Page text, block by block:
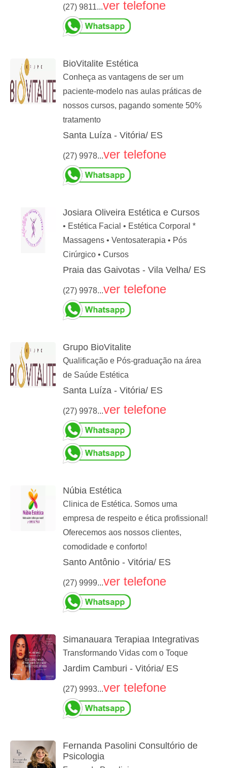
(27) 9811...ver telefone
BioVitalite Estética
Conheça as vantagens de ser um
paciente-modelo nas aulas práticas de
nossos cursos, pagando somente 50%
tratamento
Santa Luíza - Vitória/ ES
(27) 9978...ver telefone
Josiara Oliveira Estética e Cursos
• Estética Facial • Estética Corporal *
Massagens • Ventosaterapia • Pós
Cirúrgico • Cursos
Praia das Gaivotas - Vila Velha/ ES
(27) 9978...ver telefone
Grupo BioVitalite
Qualificação e Pós-graduação na área
de Saúde Estética
Santa Luíza - Vitória/ ES
(27) 9978...ver telefone
Núbia Estética
Clinica de Estética. Somos uma
empresa de respeito e ética profissional!
Oferecemos aos nossos clientes,
comodidade e conforto!
Santo Antônio - Vitória/ ES
(27) 9999...ver telefone
Simanauara Terapiaa Integrativas
Transformando Vidas com o Toque
Jardim Camburi - Vitória/ ES
(27) 9993...ver telefone
Fernanda Pasolini Consultório de
Psicologia